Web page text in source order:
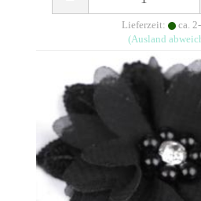
Lieferzeit:
ca.
(Ausland